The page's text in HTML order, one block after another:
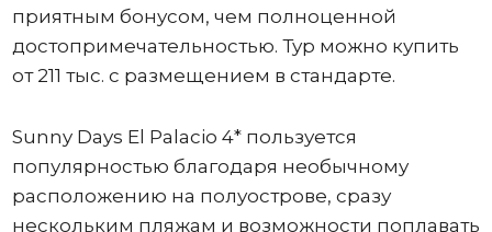
приятным бонусом, чем полноценной
достопримечательностью. Тур можно купить
от 211 тыс. с размещением в стандарте.
Sunny Days El Palacio 4* пользуется
популярностью благодаря необычному
расположению на полуострове, сразу
нескольким пляжам и возможности поплавать